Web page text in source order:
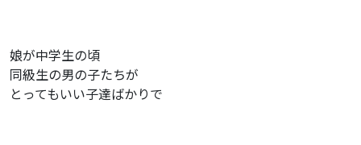
娘が中学生の頃
同級生の男の子たちが
とってもいい子達ばかりで